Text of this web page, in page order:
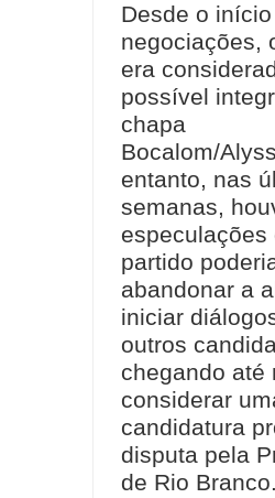
Desde o
negociações,
era
possível
chapa
Bocalom/
entanto, nas
semanas,
especulações
partido
abandonar a
iniciar
outros
chegando até
considerar
candidatura
disputa pela
de Rio Branco.